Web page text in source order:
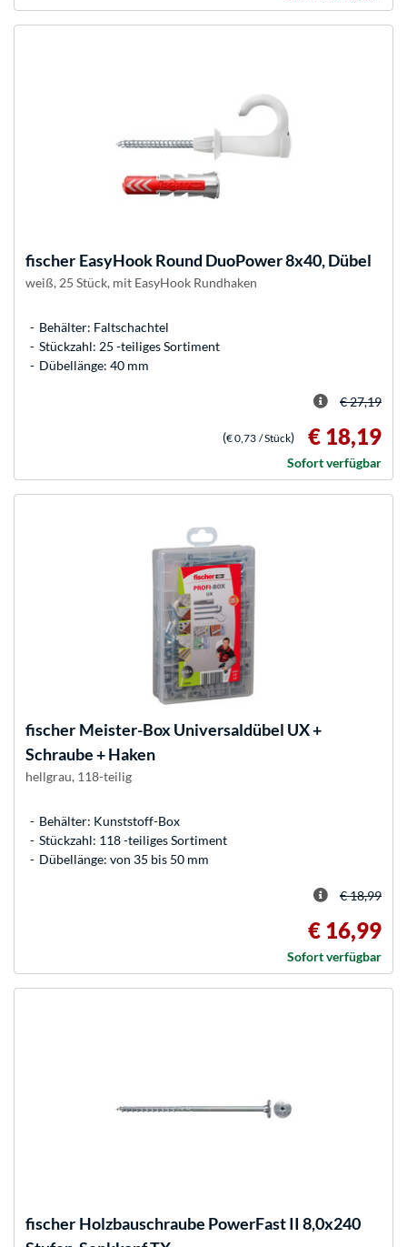
fischer EasyHook Round DuoPower 8x40, Dübel
weiß, 25 Stück, mit EasyHook Rundhaken
Behälter: Faltschachtel
Stückzahl: 25 -teiliges Sortiment
Dübellänge: 40 mm
€ 27,19
(€ 0,73 / Stück) € 18,19
Sofort verfügbar
fischer Meister-Box Universaldübel UX +
Schraube + Haken
hellgrau, 118-teilig
Behälter: Kunststoff-Box
Stückzahl: 118 -teiliges Sortiment
Dübellänge: von 35 bis 50 mm
€ 18,99
€ 16,99
Sofort verfügbar
fischer Holzbauschraube PowerFast II 8,0x240